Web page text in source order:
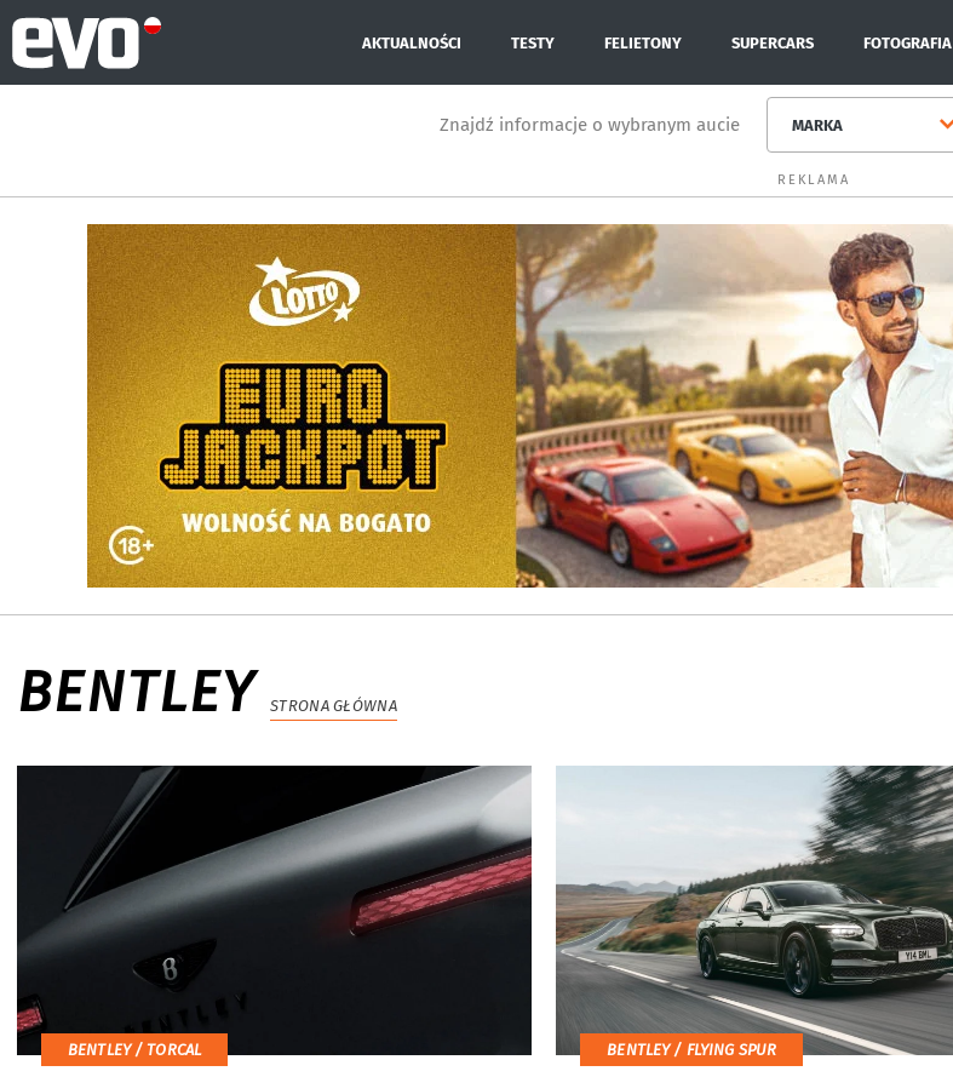
AKTUALNOŚCI TESTY FELIETONY SUPERCARS FOTOGRAFIA
Znajdź informacje o wybranym aucie MARKA
REKLAMA
BENTLEY STRONA GŁÓWNA
BENTLEY / TORCAL BENTLEY / FLYING SPUR